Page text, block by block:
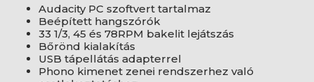
Audacity PC szoftvert tartalmaz
Beépített hangszórók
33 1/3, 45 és 78RPM bakelit lejátszás
Bőrönd kialakítás
USB tápellátás adapterrel
Phono kimenet zenei rendszerhez való